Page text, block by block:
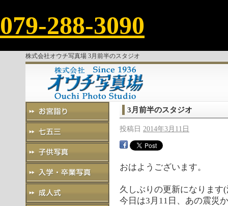
079-288-3090
株式会社オウチ写真場 3月前半のスタジオ
3月前半のスタジオ
投稿日 2014年3月11日
おはようございます。
久しぶりの更新になります
今日は3月11日、あの震災